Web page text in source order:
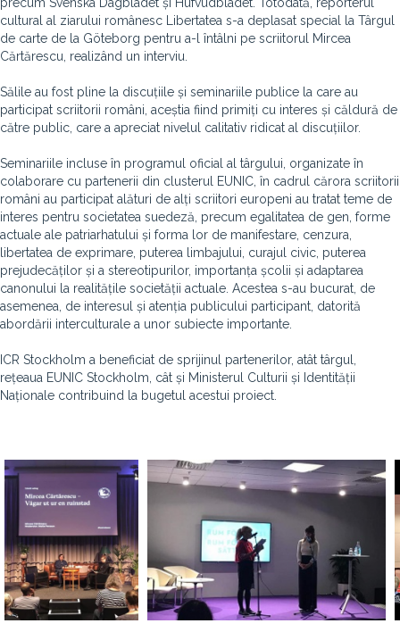
cultural al ziarului românesc Libertatea s-a deplasat special la Târgul
de carte de la Göteborg pentru a-l întâlni pe scriitorul Mircea
Cărtărescu, realizând un interviu.
Sălile au fost pline la discuțiile și seminariile publice la care au
participat scriitorii români, aceștia fiind primiți cu interes și căldură de
către public, care a apreciat nivelul calitativ ridicat al discuțiilor.
Seminariile incluse în programul oficial al târgului, organizate în
colaborare cu partenerii din clusterul EUNIC, în cadrul cărora scriitorii
români au participat alături de alți scriitori europeni au tratat teme de
interes pentru societatea suedeză, precum egalitatea de gen, forme
actuale ale patriarhatului și forma lor de manifestare, cenzura,
libertatea de exprimare, puterea limbajului, curajul civic, puterea
prejudecăților și a stereotipurilor, importanța școlii și adaptarea
canonului la realitățile societății actuale. Acestea s-au bucurat, de
asemenea, de interesul și atenția publicului participant, datorită
abordării interculturale a unor subiecte importante.
ICR Stockholm a beneficiat de sprijinul partenerilor, atât târgul,
rețeaua EUNIC Stockholm, cât și Ministerul Culturii și Identității
Naționale contribuind la bugetul acestui proiect.